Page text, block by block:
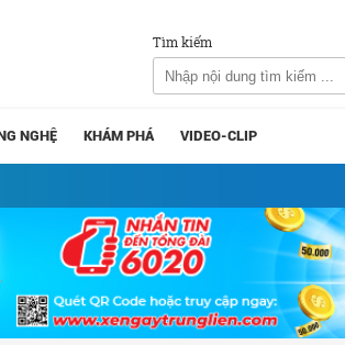
Tìm kiếm
NGHỆ KHÁM PHÁ VIDEO-CLIP